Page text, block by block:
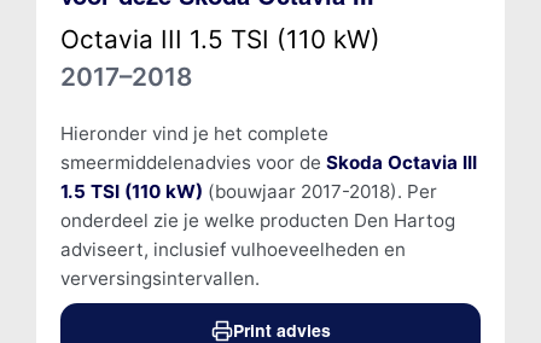
Octavia III 1.5 TSI (110 kW)
2017–2018
Hieronder vind je het complete
smeermiddelenadvies voor de Skoda Octavia III
1.5 TSI (110 kW) (bouwjaar 2017-2018). Per
onderdeel zie je welke producten Den Hartog
adviseert, inclusief vulhoeveelheden en
verversingsintervallen.
Print advies